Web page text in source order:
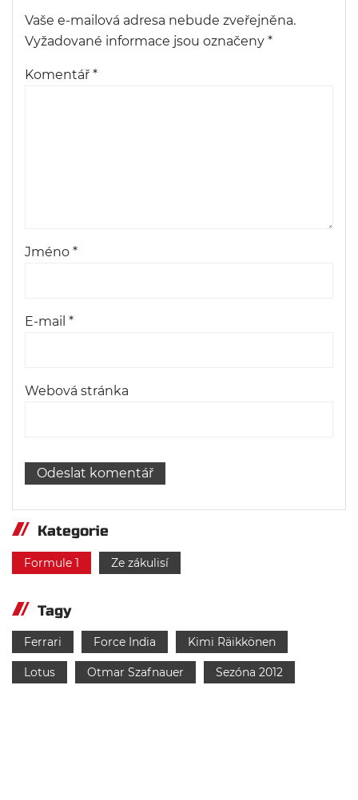
Vaše e-mailová adresa nebude zveřejněna.
Vyžadované informace jsou označeny *
Komentář *
Jméno *
E-mail *
Webová stránka
Kategorie
Formule 1 Ze zákulisí
Tagy
Ferrari Force India Kimi Räikkönen
Lotus Otmar Szafnauer Sezóna 2012